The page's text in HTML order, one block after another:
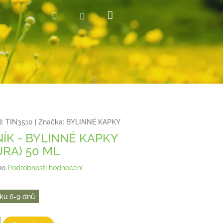
HledatPřihlášení
košík
TIN3510 Značka: BYLINNÉ KAPKY
- BYLINNÉ KAPKY
50 ML
Podrobnosti hodnocení
6-9 dnů